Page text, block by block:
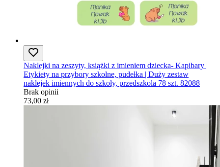
Naklejki na zeszyty, książki z imieniem dziecka- Kapibary |
Etykiety na przybory szkolne, pudełka | Duży zestaw
naklejek imiennych do szkoły, przedszkola 78 szt. 82088
Brak opinii
73,00 zł